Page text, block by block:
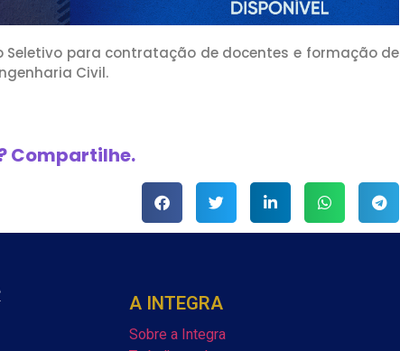
Seletivo para contratação de docentes e formação de
Civil.
Compartilhe.
A INTEGRA
Sobre a Integra